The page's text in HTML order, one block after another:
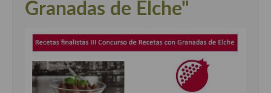
Granadas de Elche"